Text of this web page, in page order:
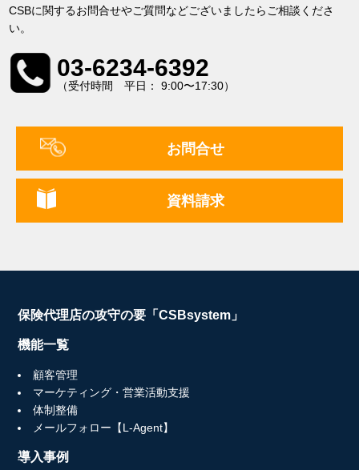
CSBに関するお問合せやご質問などございましたらご相談くださ
い。
03-6234-6392
（受付時間 平日： 9:00〜17:30）
お問合せ
資料請求
保険代理店の攻守の要「CSBsystem」
機能一覧
顧客管理
マーケティング・営業活動支援
体制整備
メールフォロー【L-Agent】
導入事例